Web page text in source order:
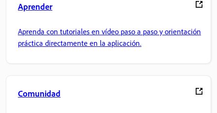
Aprender
Aprenda con tutoriales en vídeo paso a paso y orientación
práctica directamente en la aplicación.
Comunidad